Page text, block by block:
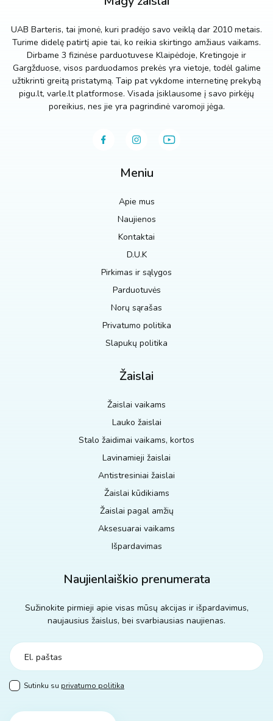
UAB Barteris, tai įmonė, kuri pradėjo savo veiklą dar 2010 metais.
Turime didelę patirtį apie tai, ko reikia skirtingo amžiaus vaikams.
Dirbame 3 fizinėse parduotuvese Klaipėdoje, Kretingoje ir
Gargžduose, visos parduodamos prekės yra vietoje, todėl galime
užtikrinti greitą pristatymą. Taip pat vykdome internetinę prekybą
pigu.lt, varle.lt platformose. Visada įsiklausome į savo pirkėjų
poreikius, nes jie yra pagrindinė varomoji jėga.
Meniu
Apie mus
Naujienos
Kontaktai
D.U.K
Pirkimas ir sąlygos
Parduotuvės
Norų sąrašas
Privatumo politika
Slapukų politika
Žaislai
Žaislai vaikams
Lauko žaislai
Stalo žaidimai vaikams, kortos
Lavinamieji žaislai
Antistresiniai žaislai
Žaislai kūdikiams
Žaislai pagal amžių
Aksesuarai vaikams
Išpardavimas
Naujienlaiškio prenumerata
Sužinokite pirmieji apie visas mūsų akcijas ir išpardavimus,
naujausius žaislus, bei svarbiausias naujienas.
Sutinku su privatumo politika